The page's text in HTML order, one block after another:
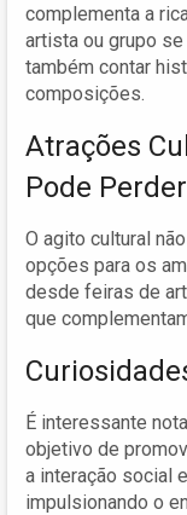
complementa a
artista ou grupo
também contar
composições.
Atrações
Pode Perder
O agito cultural
opções para os
desde feiras de
que
É interessante
objetivo de
a interação social
impulsionando o